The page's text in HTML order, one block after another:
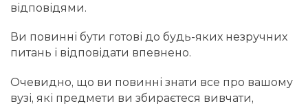
відповідями.
Ви повинні бути готові до будь-яких незручних
питань і відповідати впевнено.
Очевидно, що ви повинні знати все про вашому
вузі, які предмети ви збираєтеся вивчати,